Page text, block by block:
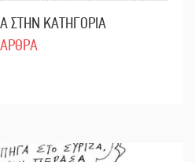
ΣΤΗΝ ΚΑΤΗΓΟΡΙΑ
ΑΡΘΡΑ